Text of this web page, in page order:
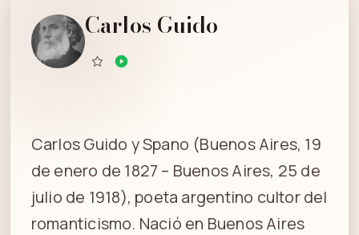
Carlos Guido
Carlos Guido y Spano (Buenos Aires, 19
de enero de 1827 – Buenos Aires, 25 de
julio de 1918), poeta argentino cultor del
romanticismo. Nació en Buenos Aires